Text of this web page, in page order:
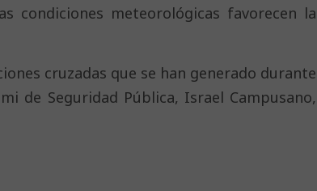
condiciones meteorológicas favorecen la
cruzadas que se han generado durante
de Seguridad Pública, Israel Campusano,